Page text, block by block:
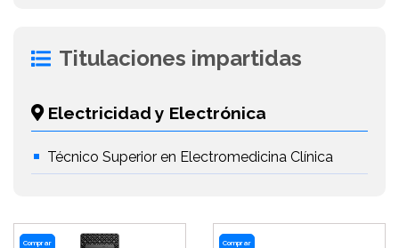
Titulaciones impartidas
Electricidad y Electrónica
Técnico Superior en Electromedicina Clínica
Comprar Comprar